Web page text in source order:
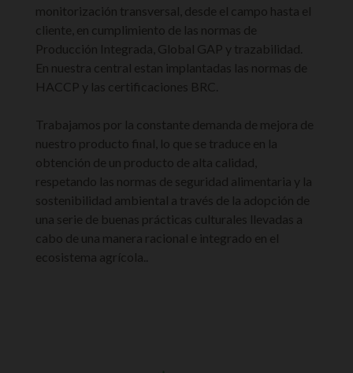
monitorización transversal, desde el campo hasta el
cliente, en cumplimiento de las normas de
Producción Integrada, Global GAP y trazabilidad.
En nuestra central estan implantadas las normas de
HACCP y las certificaciones BRC.
Trabajamos por la constante demanda de mejora de
nuestro producto final, lo que se traduce en la
obtención de un producto de alta calidad,
respetando las normas de seguridad alimentaria y la
sostenibilidad ambiental a través de la adopción de
una serie de buenas prácticas culturales llevadas a
cabo de una manera racional e integrado en el
ecosistema agrícola..